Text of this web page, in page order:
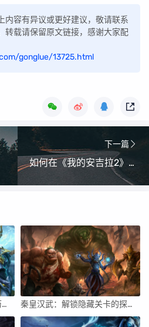
内容有异议或更好建议，敬请联系
转载请保留原文链接，感谢大家配
gonglue/13725.html
下一篇
如何在《我的安吉拉2》中解决各种挑战难题？
口袋觉醒：探索幽暗森林的历险攻略 秦皇汉武：解锁隐藏关卡的探索技巧